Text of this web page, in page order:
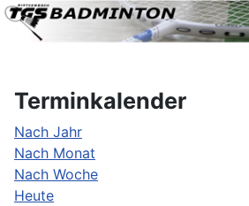
Terminkalender
Nach Jahr
Nach Monat
Nach Woche
Heute